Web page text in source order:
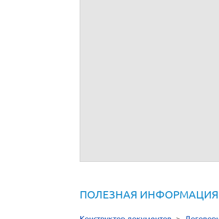
ПОЛЕЗНАЯ ИНФОРМАЦИЯ